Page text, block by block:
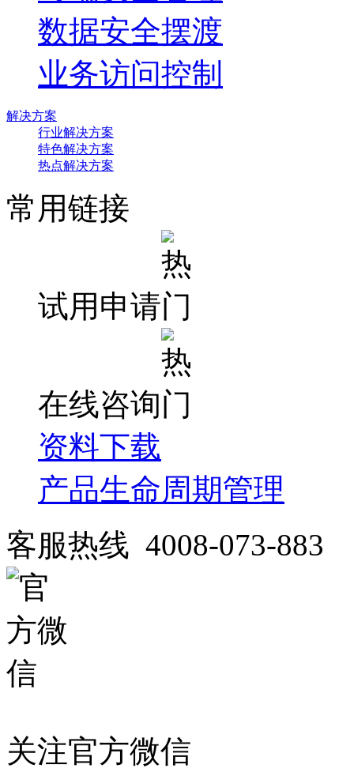
数据安全摆渡
业务访问控制
解决方案
行业解决方案
特色解决方案
热点解决方案
常用链接
试用申请
在线咨询
资料下载
产品生命周期管理
客服热线 4008-073-883
关注官方微信